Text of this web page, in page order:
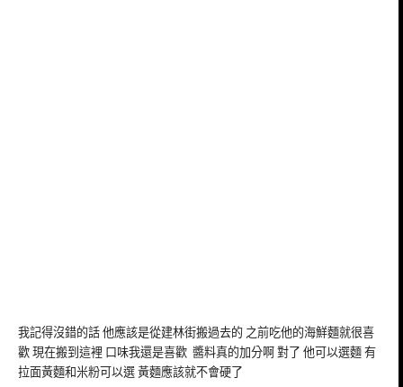
我記得沒錯的話 他應該是從建林街搬過去的 之前吃他的海鮮麵就很喜
歡 現在搬到這裡 口味我還是喜歡 醬料真的加分啊 對了 他可以選麵 有
拉面黃麵和米粉可以選 黃麵應該就不會硬了